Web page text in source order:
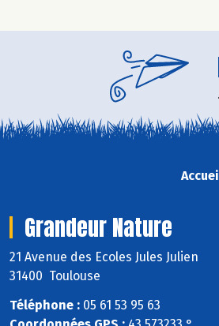
Grandeur Nature
21 Avenue des Ecoles Jules Julien
31400 Toulouse
Téléphone : 05 61 53 95 63